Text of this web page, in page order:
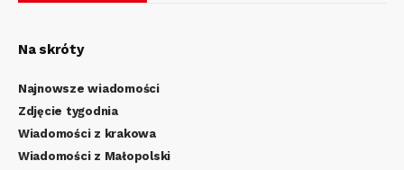
Na skróty
Najnowsze wiadomości
Zdjęcie tygodnia
Wiadomości z krakowa
Wiadomości z Małopolski